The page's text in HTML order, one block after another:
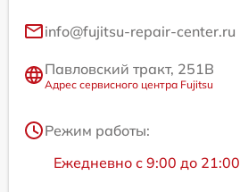
info@fujitsu-repair-center.ru
Павловский тракт, 251В
Адрес сервисного центра Fujitsu
Режим работы:
Ежедневно с 9:00 до 21:00